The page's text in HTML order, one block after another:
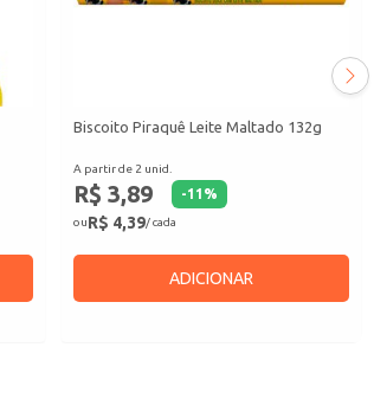
Biscoito Piraquê Leite Maltado 132g
A partir de 2 unid.
R$ 3,89 -11 %
ouR$ 4,39/ cada
ADICIONAR